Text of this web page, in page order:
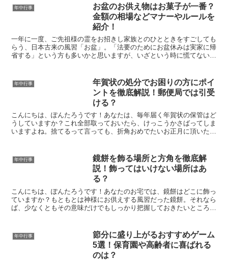
年中行事
お盆のお供え物はお菓子が一番？
金額の相場などマナーやルールを
紹介！
一年に一度、ご先祖様の霊をお招きし家族とのひとときをすごしても
らう、日本古来の風習「お盆」。「法要のためにお盆休みは実家に帰
省する」という方も多いかと思いますが、いざという時に慌てないよ
年中行事
年賀状の処分でお困りの方にポイ
ントを徹底解説！郵便局では引受
ける？
こんにちは、ぽんたろうです！あなたは、毎年届く年賀状の保管はど
うしていますか？これ全部取っておいたら、けっこうかさばってしま
いますよね。捨てるって言っても、折角おめでたいお正月に頂いたも
年中行事
鏡餅を飾る場所と方角を徹底解
説！飾ってはいけない場所はあ
る？
こんにちは、ぽんたろうです！あなたのお宅では、鏡餅はどこに飾っ
ていますか？もともとは神様にお供えする風習だった鏡餅。それなら
ば、少なくともその意味だけでもしっかり把握しておきたいところで
年中行事
節分に盛り上がるおすすめゲーム
5選！保育園や高齢者に喜ばれる
のは？